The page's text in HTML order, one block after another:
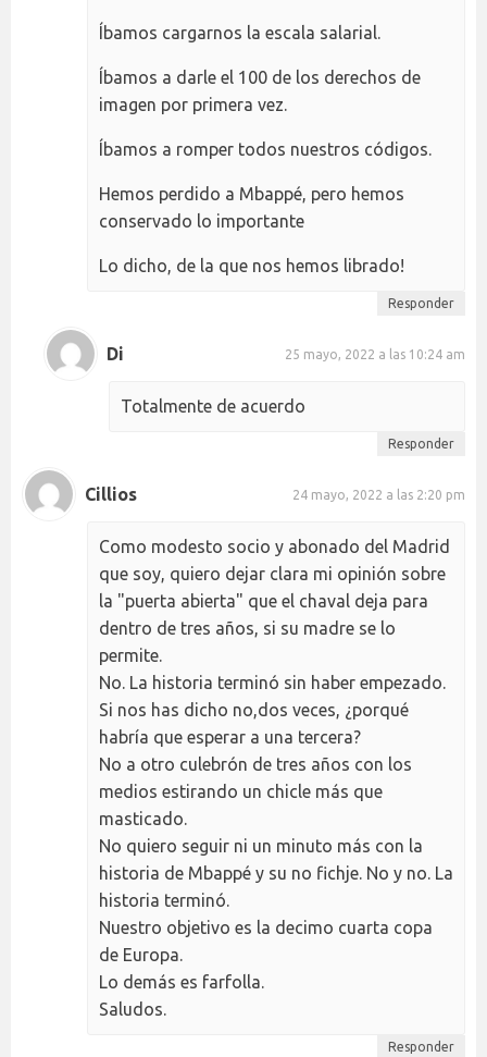
Íbamos cargarnos la escala salarial.
Íbamos a darle el 100 de los derechos de
imagen por primera vez.
Íbamos a romper todos nuestros códigos.
Hemos perdido a Mbappé, pero hemos
conservado lo importante
Lo dicho, de la que nos hemos librado!
Responder
Di 25 mayo, 2022 a las 10:24 am
Totalmente de acuerdo
Responder
Cillios 24 mayo, 2022 a las 2:20 pm
Como modesto socio y abonado del Madrid
que soy, quiero dejar clara mi opinión sobre
la "puerta abierta" que el chaval deja para
dentro de tres años, si su madre se lo
permite.
No. La historia terminó sin haber empezado.
Si nos has dicho no,dos veces, ¿porqué
habría que esperar a una tercera?
No a otro culebrón de tres años con los
medios estirando un chicle más que
masticado.
No quiero seguir ni un minuto más con la
historia de Mbappé y su no fichje. No y no. La
historia terminó.
Nuestro objetivo es la decimo cuarta copa
de Europa.
Lo demás es farfolla.
Saludos.
Responder